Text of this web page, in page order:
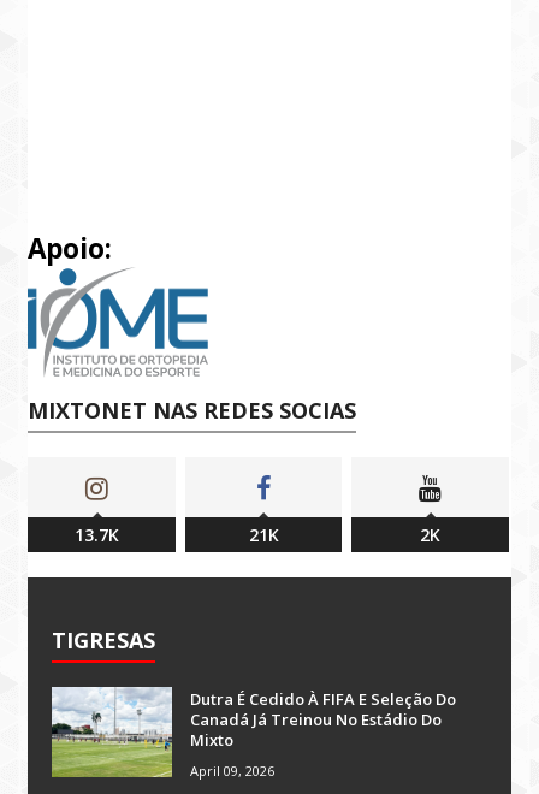
Apoio:
MIXTONET NAS REDES SOCIAS
13.7K 21K 2K
TIGRESAS
Dutra É Cedido À FIFA E Seleção Do
Canadá Já Treinou No Estádio Do
Mixto
April 09, 2026